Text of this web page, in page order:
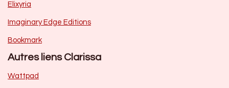
Elixyria
Imaginary Edge Editions
Bookmark
Autres liens Clarissa
Wattpad